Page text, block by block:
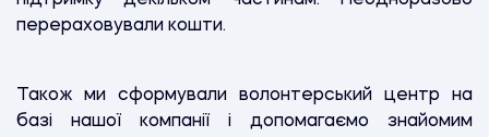
перераховували кошти.
Також ми сформували волонтерський центр на
базі нашої компанії і допомагаємо знайомим